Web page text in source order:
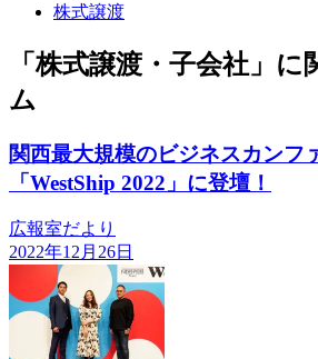
株式譲渡
「株式譲渡・子会社」に
ム
関西最大規模のビジネスカンフ
「WestShip 2022」に登壇！
広報室だより
2022年12月26日